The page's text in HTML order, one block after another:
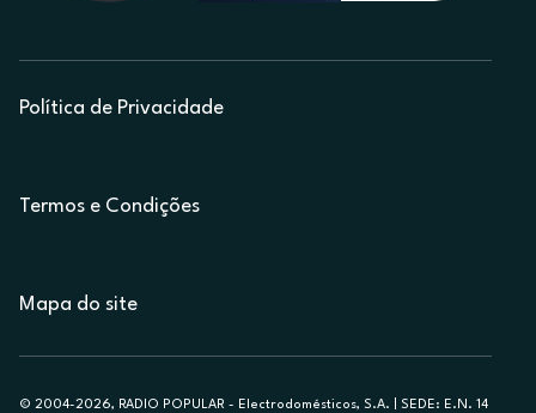
Política de Privacidade
Termos e Condições
Mapa do site
© 2004-2026, RADIO POPULAR - Electrodomésticos, S.A. | SEDE: E.N. 14